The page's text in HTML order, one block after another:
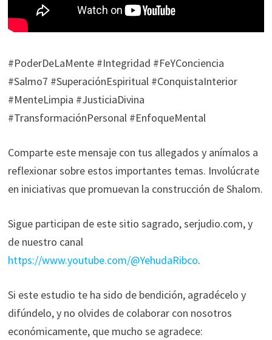
#PoderDeLaMente #Integridad #FeYConciencia
#Salmo7 #SuperaciónEspiritual #ConquistaInterior
#MenteLimpia #JusticiaDivina
#TransformaciónPersonal #EnfoqueMental
Comparte este mensaje con tus allegados y anímalos a
reflexionar sobre estos importantes temas. Involúcrate
en iniciativas que promuevan la construcción de Shalom.
Sigue participan de este sitio sagrado, serjudio.com, y
de nuestro canal
https://www.youtube.com/@YehudaRibco.
Si este estudio te ha sido de bendición, agradécelo y
difúndelo, y no olvides de colaborar con nosotros
económicamente, que mucho se agradece: